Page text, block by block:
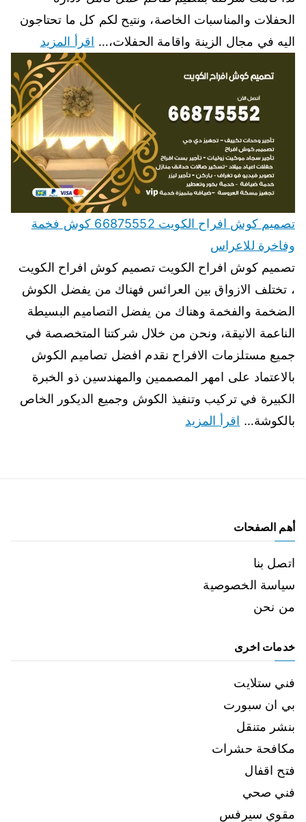
الحفلات والمناسبات الخاصة، ونتيح لكم كل ما تحتاجون
اليه في مجال الزينة واقامة الحفلات،… اقرأ المزيد
تصميم كوش افراح الكويت 66875552 كوش فخمة
وفاخرة للاعراس
تصميم كوش افراح الكويت تصميم كوش افراح الكويت
، تختلف الازواق بين العرائس فهناك من يفضل الكوش
الضخمة والفخمة وهناك من يفضل التصاميم البسيطة
الناعمة الانيقة، ونحن من خلال شركتنا المتخصصة في
جميع مستلزمات الافراح نقدم افضل تصاميم الكوش
بالاعتماد على امهر المصممين والمهندسين ذو الخبرة
الكبيرة في تركيب وتنفيذ الكوش وجميع الديكور الخاص
بالكوشة… اقرأ المزيد
أهم الصفحات
اتصل بنا
سياسة الخصوصية
من نحن
خدمات اخرى
فني ستلايت
بي ان سبورت
بنشر متنقل
مكافحة حشرات
فتح اقفال
فني صحي
مقوي سيرفس